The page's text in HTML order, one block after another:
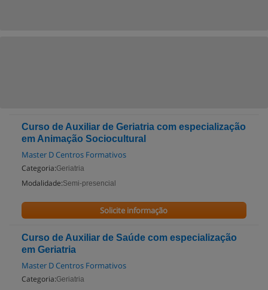
Curso de Auxiliar de Geriatria com especialização
em Animação Sociocultural
Master D Centros Formativos
Categoria:Geriatria
Modalidade:Semi-presencial
Solicite informação
Curso de Auxiliar de Saúde com especialização
em Geriatria
Master D Centros Formativos
Categoria:Geriatria